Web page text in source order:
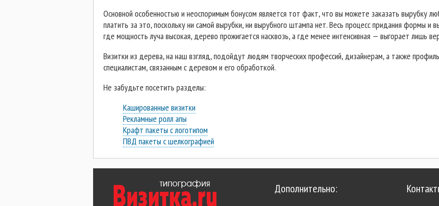
Основной особенностью и неоспоримым бонусом является тот факт, что вы можете заказать вырубку
платить за это, поскольку ни самой вырубки, ни вырубного штампа нет. Весь процесс придания формы и
где мощность луча высокая, дерево прожигается насквозь, а где менее интенсивная — выгорает лишь
Визитки из дерева, на наш взгляд, подойдут людям творческих профессий, дизайнерам, а также
специалистам, связанным с деревом и его обработкой.
Не забудьте посетить разделы:
Кашированные визитки
Рекламные ролл апы
Крафт пакеты с логотипом
ПВД пакеты с шелкографией
Дополнительно: